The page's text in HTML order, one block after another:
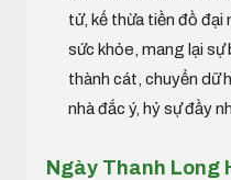
tử, kế thừa tiền đồ đại
sức khỏe, mang lại sự
thành cát, chuyển dữ
nhà đắc ý, hỷ sự đầy
Ngày Thanh Long